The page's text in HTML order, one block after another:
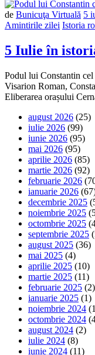
de Bunicuţa Virtuală 5
Amintirile zilei Istoria
5 Iulie în
Podul lui Constantin
Visarion Roman,
Eliberarea orașului
august 2026 (25)
iulie 2026 (99)
iunie 2026 (95)
mai 2026 (95)
aprilie 2026 (85)
martie 2026 (92)
februarie 2026
ianuarie 2026
decembrie 2025
noiembrie 2025
octombrie 2025
septembrie 2025
august 2025 (36)
mai 2025 (4)
aprilie 2025 (10)
martie 2025 (11)
februarie 2025 (2)
ianuarie 2025 (1)
noiembrie 2024
octombrie 2024
august 2024 (2)
iulie 2024 (8)
iunie 2024 (11)